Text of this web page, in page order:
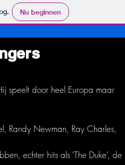
Nu beginnen
speelt door heel Europa maar
Randy Newman, Ray Charles,
echter hits als ‘The Duke’, de